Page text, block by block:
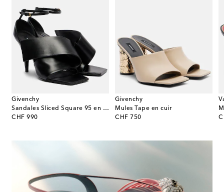
Givenchy
Sandales Sliced Square 95 en cuir
CHF 990
original price
Givenchy
Mules Tape en cuir
CHF 750
original price